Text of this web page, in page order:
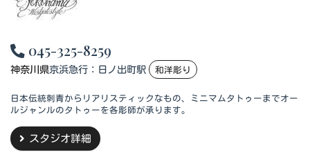
045-325-8259
神奈川県京浜急行：日ノ出町駅 和洋彫り
日本伝統刺青からリアリスティックなもの、ミニマムタトゥーまでオー
ルジャンルのタトゥーを各彫師が承ります。
スタジオ詳細